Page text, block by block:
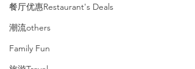
餐厅优惠Restaurant's Deals
潮流others
Family Fun